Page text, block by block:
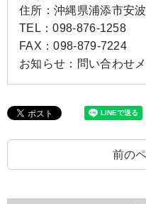
住所： 沖縄県浦添市安
TEL：098-876-1258
FAX：098-879-7224
お知らせ： 問い合わせ
前の